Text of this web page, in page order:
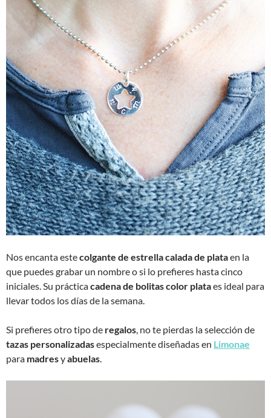
Nos encanta estecolgante de estrella calada de plataen la
que puedes grabar un nombre o si lo prefieres hasta cinco
iniciales. Su prácticacadena de bolitas color plataes ideal para
llevar todos los días de la semana.
Si prefieres otro tipo de regalos, no te pierdas la selección de
tazas personalizadasespecialmente diseñadas en Limonae
para madresyabuelas.